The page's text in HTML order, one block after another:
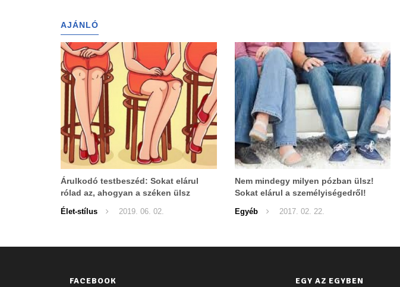
AJÁNLÓ
Árulkodó testbeszéd: Sokat elárul
rólad az, ahogyan a széken ülsz
Élet-stílus 2019. 06. 02.
Nem mindegy milyen pózban ülsz!
Sokat elárul a személyiségedről!
Egyéb 2017. 02. 22.
FACEBOOK EGY AZ EGYBEN